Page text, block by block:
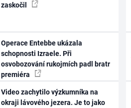
zaskočil
Operace Entebbe ukázala
schopnosti Izraele. Při
osvobozování rukojmích padl bratr
premiéra
Video zachytilo výzkumníka na
okraji lávového jezera. Je to jako